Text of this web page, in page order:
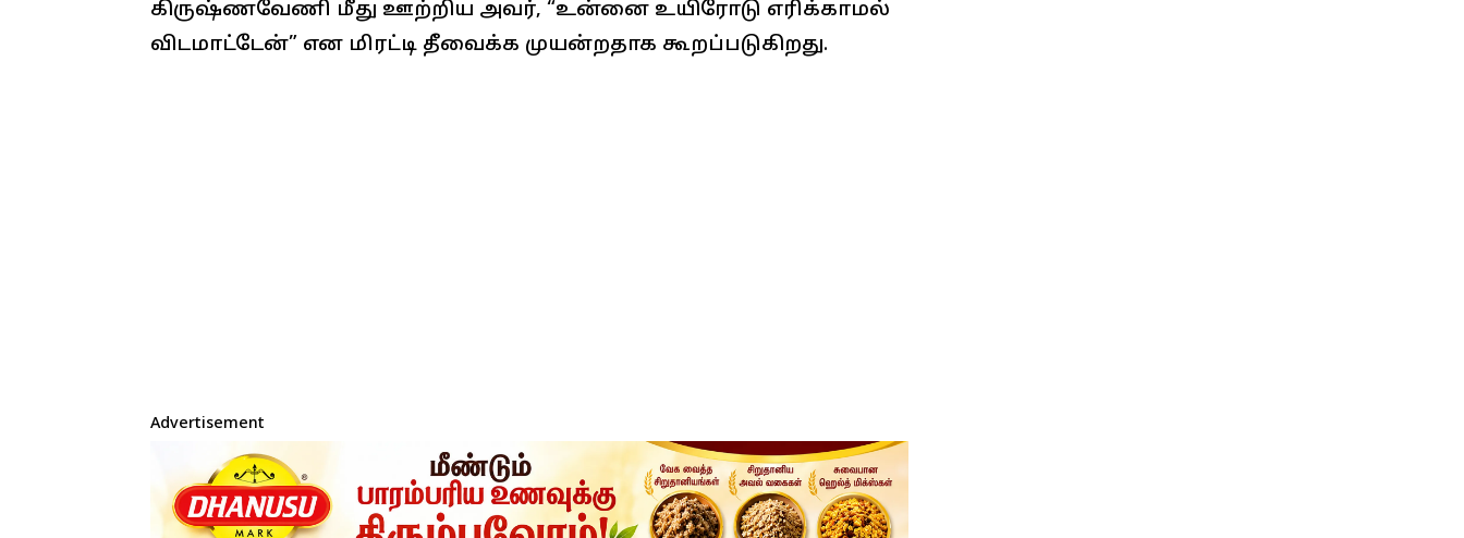
கிருஷ்ணவேணி மீது ஊற்றிய அவர், “உன்னை உயிரோடு எரிக்காமல்
விடமாட்டேன்” என மிரட்டி தீவைக்க முயன்றதாக கூறப்படுகிறது.
Advertisement